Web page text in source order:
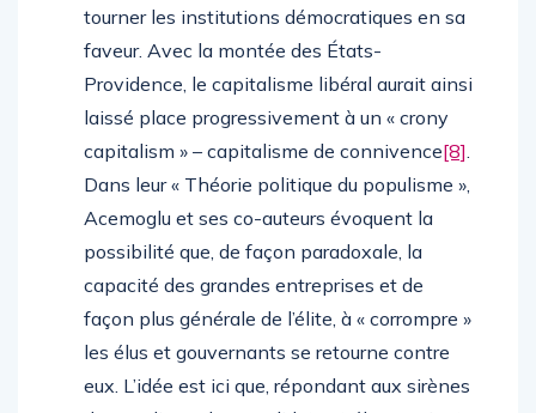
tourner les institutions démocratiques en sa
faveur. Avec la montée des États-
Providence, le capitalisme libéral aurait ainsi
laissé place progressivement à un « crony
capitalism » – capitalisme de connivence[8].
Dans leur « Théorie politique du populisme »,
Acemoglu et ses co-auteurs évoquent la
possibilité que, de façon paradoxale, la
capacité des grandes entreprises et de
façon plus générale de l’élite, à « corrompre »
les élus et gouvernants se retourne contre
eux. L’idée est ici que, répondant aux sirènes